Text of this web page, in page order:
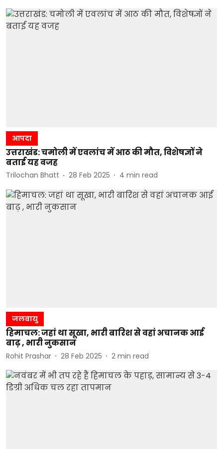
आपदा
उत्तराखंड: चमोली में एवलांच में आठ की मौत, विशेषज्ञों ने
बताई यह वजह
Trilochan Bhatt 28 Feb 2025 4 min read
जलवायु
हिमाचल: जहां था सूखा, भारी बारिश से वहां अचानक आई
बाढ़ , भारी नुकसान
Rohit Prashar 28 Feb 2025 2 min read